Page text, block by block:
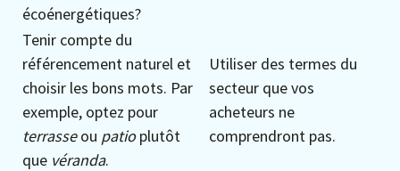
écoénergétiques?
Tenir compte du
référencement naturel et
choisir les bons mots. Par
exemple, optez pour
terrasseou patioplutôt
que véranda.
Utiliser des termes du
secteur que vos
acheteurs ne
comprendront pas.